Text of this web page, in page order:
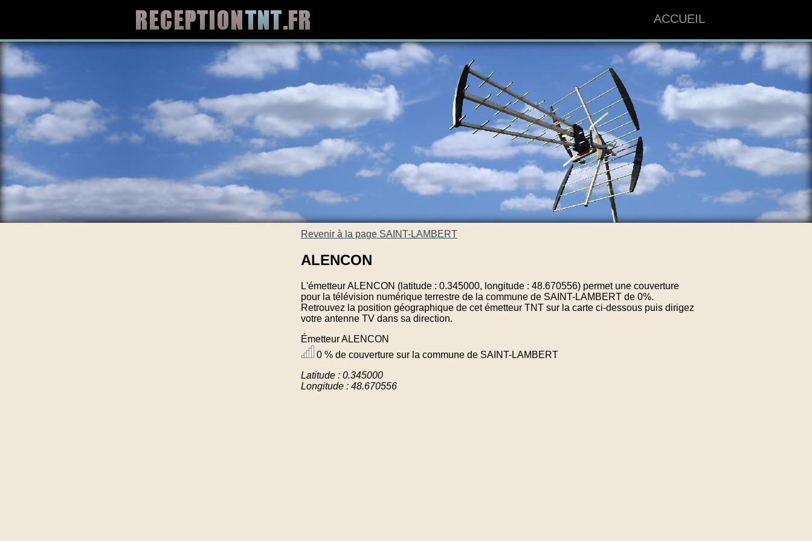
ACCUEIL
Revenir à la page SAINT-LAMBERT
ALENCON
L'émetteur ALENCON (latitude : 0.345000, longitude : 48.670556) permet une couverture
pour la télévision numérique terrestre de la commune de SAINT-LAMBERT de 0%.
Retrouvez la position géographique de cet émetteur TNT sur la carte ci-dessous puis dirigez
votre antenne TV dans sa direction.
Émetteur ALENCON
0 % de couverture sur la commune de SAINT-LAMBERT
Latitude : 0.345000
Longitude : 48.670556